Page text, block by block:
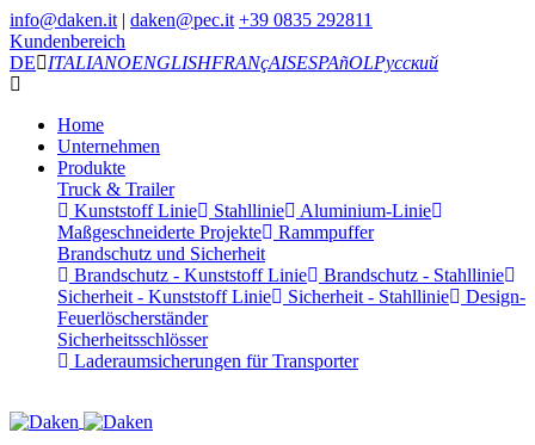
info@daken.it | daken@pec.it +39 0835 292811
Kundenbereich
DE
ITALIANOENGLISHFRANçAISESPAñOLРусский
Home
Unternehmen
Produkte
Truck & Trailer
Kunststoff Linie
Stahllinie
Aluminium-Linie
Maßgeschneiderte Projekte
Rammpuffer
Brandschutz und Sicherheit
Brandschutz - Kunststoff Linie
Brandschutz - Stahllinie
Sicherheit - Kunststoff Linie
Sicherheit - Stahllinie
Design-
Feuerlöscherständer
Sicherheitsschlösser
Laderaumsicherungen für Transporter